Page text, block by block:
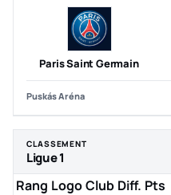
Paris Saint Germain
Puskás Aréna
CLASSEMENT
Ligue 1
Top 5 du classement Ligue 1
Rang LogoClub Diff. Pts